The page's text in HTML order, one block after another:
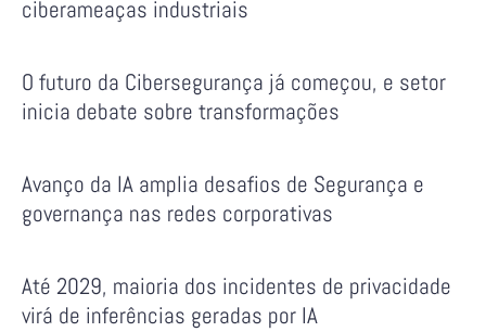
ciberameaças industriais
O futuro da Cibersegurança já começou, e setor
inicia debate sobre transformações
Avanço da IA amplia desafios de Segurança e
governança nas redes corporativas
Até 2029, maioria dos incidentes de privacidade
virá de inferências geradas por IA